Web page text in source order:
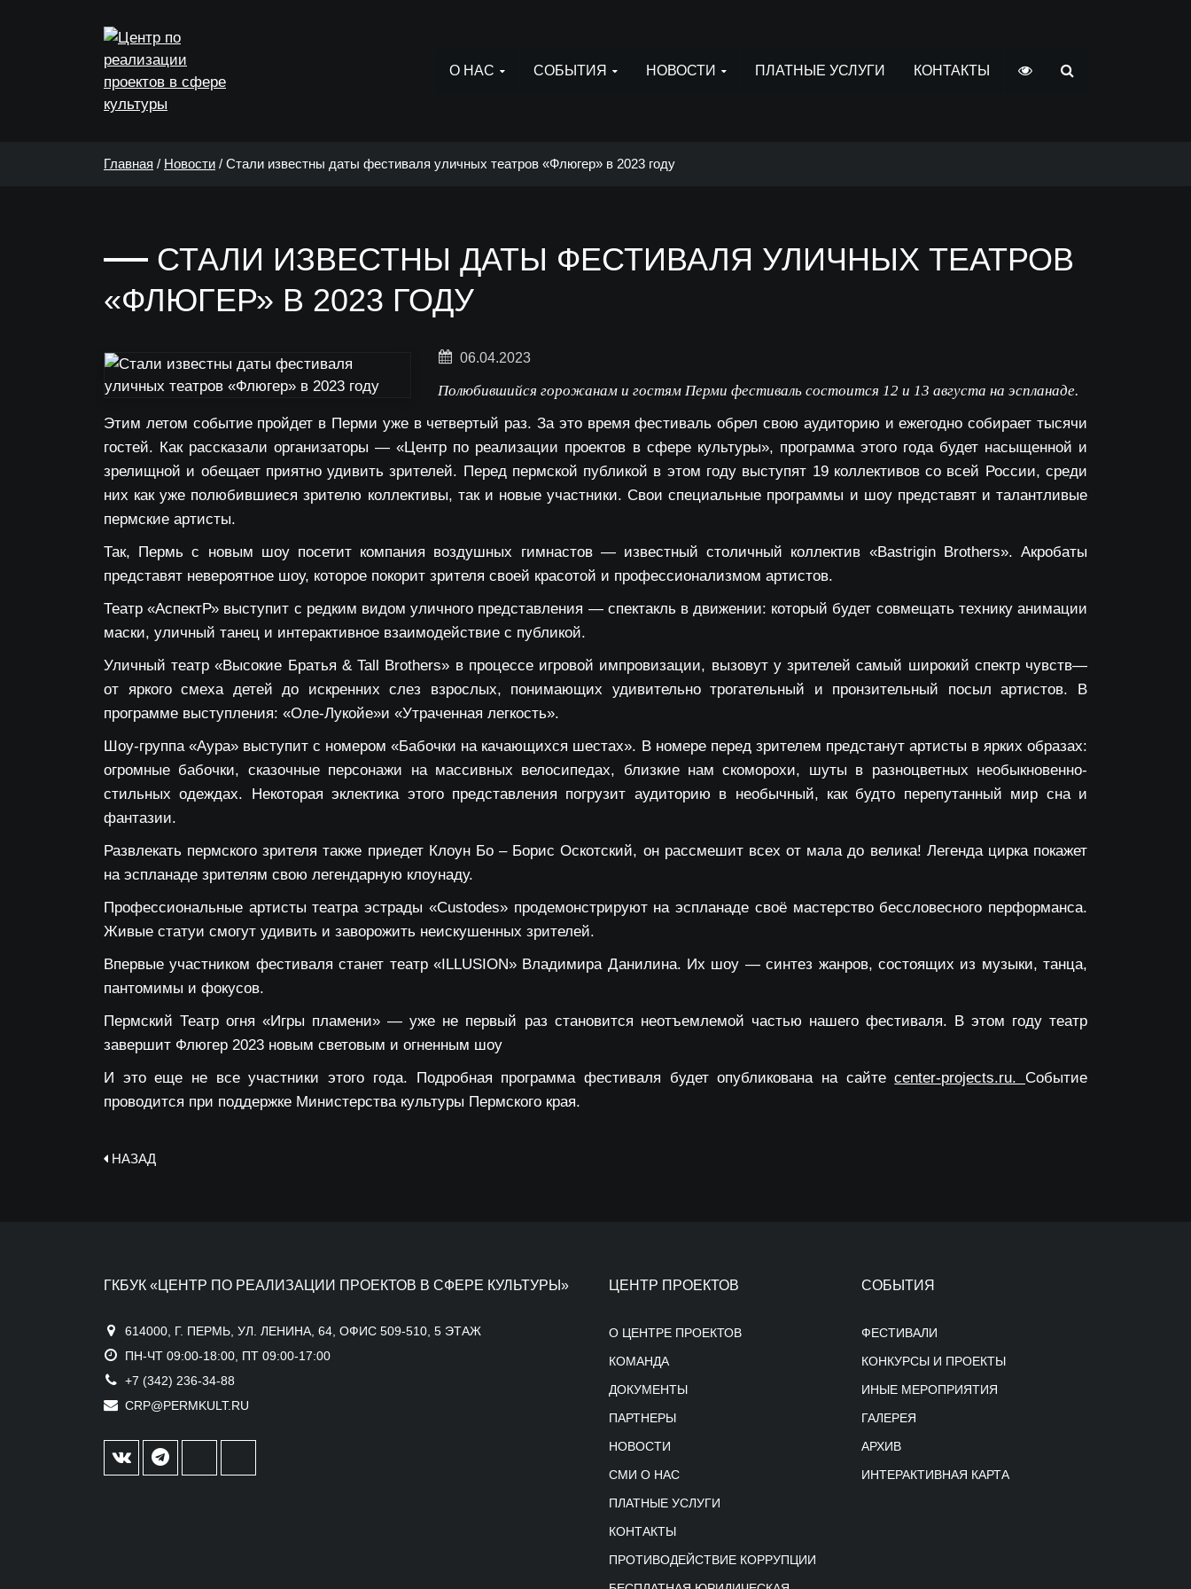
О НАС СОБЫТИЯ НОВОСТИ ПЛАТНЫЕ УСЛУГИ КОНТАКТЫ
Главная / Новости / Стали известны даты фестиваля уличных театров «Флюгер» в 2023 году
СТАЛИ ИЗВЕСТНЫ ДАТЫ ФЕСТИВАЛЯ УЛИЧНЫХ ТЕАТРОВ
«ФЛЮГЕР» В 2023 ГОДУ
06.04.2023
Полюбившийся горожанам и гостям Перми фестиваль состоится 12 и 13 августа на эспланаде.
Этим летом событие пройдет в Перми уже в четвертый раз. За это время фестиваль обрел свою аудиторию и ежегодно собирает тысячи
гостей. Как рассказали организаторы — «Центр по реализации проектов в сфере культуры», программа этого года будет насыщенной и
зрелищной и обещает приятно удивить зрителей. Перед пермской публикой в этом году выступят 19 коллективов со всей России, среди
них как уже полюбившиеся зрителю коллективы, так и новые участники. Свои специальные программы и шоу представят и талантливые
пермские артисты.
Так, Пермь с новым шоу посетит компания воздушных гимнастов — известный столичный коллектив «Bastrigin Brothers». Акробаты
представят невероятное шоу, которое покорит зрителя своей красотой и профессионализмом артистов.
Театр «АспектР» выступит с редким видом уличного представления — спектакль в движении: который будет совмещать технику анимации
маски, уличный танец и интерактивное взаимодействие с публикой.
Уличный театр «Высокие Братья & Tall Brothers» в процессе игровой импровизации, вызовут у зрителей самый широкий спектр чувств—
от яркого смеха детей до искренних слез взрослых, понимающих удивительно трогательный и пронзительный посыл артистов. В
программе выступления: «Оле-Лукойе»и «Утраченная легкость».
Шоу-группа «Аура» выступит с номером «Бабочки на качающихся шестах». В номере перед зрителем предстанут артисты в ярких образах:
огромные бабочки, сказочные персонажи на массивных велосипедах, близкие нам скоморохи, шуты в разноцветных необыкновенно-
стильных одеждах. Некоторая эклектика этого представления погрузит аудиторию в необычный, как будто перепутанный мир сна и
фантазии.
Развлекать пермского зрителя также приедет Клоун Бо – Борис Оскотский, он рассмешит всех от мала до велика! Легенда цирка покажет
на эспланаде зрителям свою легендарную клоунаду.
Профессиональные артистытеатра эстрады «Custodes»продемонстрируют на эспланаде своё мастерство бессловесного перформанса.
Живые статуи смогут удивить и заворожить неискушенных зрителей.
Впервые участником фестиваля станет театр «ILLUSION» Владимира Данилина. Их шоу — синтез жанров, состоящих из музыки, танца,
пантомимы и фокусов.
ПермскийТеатр огня «Игры пламени» — уже не первый раз становится неотъемлемой частью нашего фестиваля. В этом году театр
завершит Флюгер 2023 новым световым и огненным шоу
И это еще не все участники этого года. Подробная программа фестиваля будет опубликована на сайтеcenter-projects.ru. Событие
проводится при поддержке Министерства культуры Пермского края.
НАЗАД
ГКБУК «ЦЕНТР ПО РЕАЛИЗАЦИИ ПРОЕКТОВ В СФЕРЕ КУЛЬТУРЫ»
614000, Г. ПЕРМЬ, УЛ. ЛЕНИНА, 64, ОФИС 509-510, 5 ЭТАЖ
ПН-ЧТ 09:00-18:00, ПТ 09:00-17:00
+7 (342) 236-34-88
CRP@PERMKULT.RU
ЦЕНТР ПРОЕКТОВ
О ЦЕНТРЕ ПРОЕКТОВ
КОМАНДА
ДОКУМЕНТЫ
ПАРТНЕРЫ
НОВОСТИ
СМИ О НАС
ПЛАТНЫЕ УСЛУГИ
КОНТАКТЫ
ПРОТИВОДЕЙСТВИЕ КОРРУПЦИИ
СОБЫТИЯ
ФЕСТИВАЛИ
КОНКУРСЫ И ПРОЕКТЫ
ИНЫЕ МЕРОПРИЯТИЯ
ГАЛЕРЕЯ
АРХИВ
ИНТЕРАКТИВНАЯ КАРТА